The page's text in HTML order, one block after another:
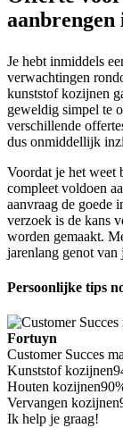
aanbrengen
Je hebt inmiddels
verwachtingen
kunststof kozijnen
geweldig simpel te
verschillende
dus onmiddellijk
Voordat je het weet
compleet voldoen
aanvraag de goede
verzoek is de kans
worden gemaakt.
jarenlang genot
Persoonlijke tips
Fortuyn
Customer Succes
Kunststof kozijnen
Houten kozijnen
Vervangen kozijnen
Ik help je graag!